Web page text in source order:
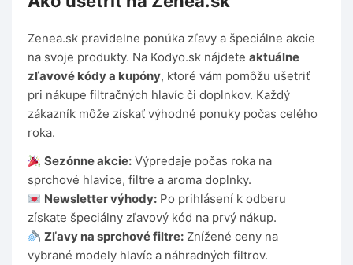
Zenea.sk pravidelne ponúka zľavy a špeciálne akcie
na svoje produkty. Na Kodyo.sk nájdete aktuálne
zľavové kódy a kupóny, ktoré vám pomôžu ušetriť
pri nákupe filtračných hlavíc či doplnkov. Každý
zákazník môže získať výhodné ponuky počas celého
roka.
Sezónne akcie: Výpredaje počas roka na
sprchové hlavice, filtre a aroma doplnky.
Newsletter výhody: Po prihlásení k odberu
získate špeciálny zľavový kód na prvý nákup.
Zľavy na sprchové filtre: Znížené ceny na
vybrané modely hlavíc a náhradných filtrov.